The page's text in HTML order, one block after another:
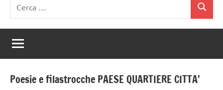
per:
Cerca
Poesie e filastrocche PAESE QUARTIERE CITTA’